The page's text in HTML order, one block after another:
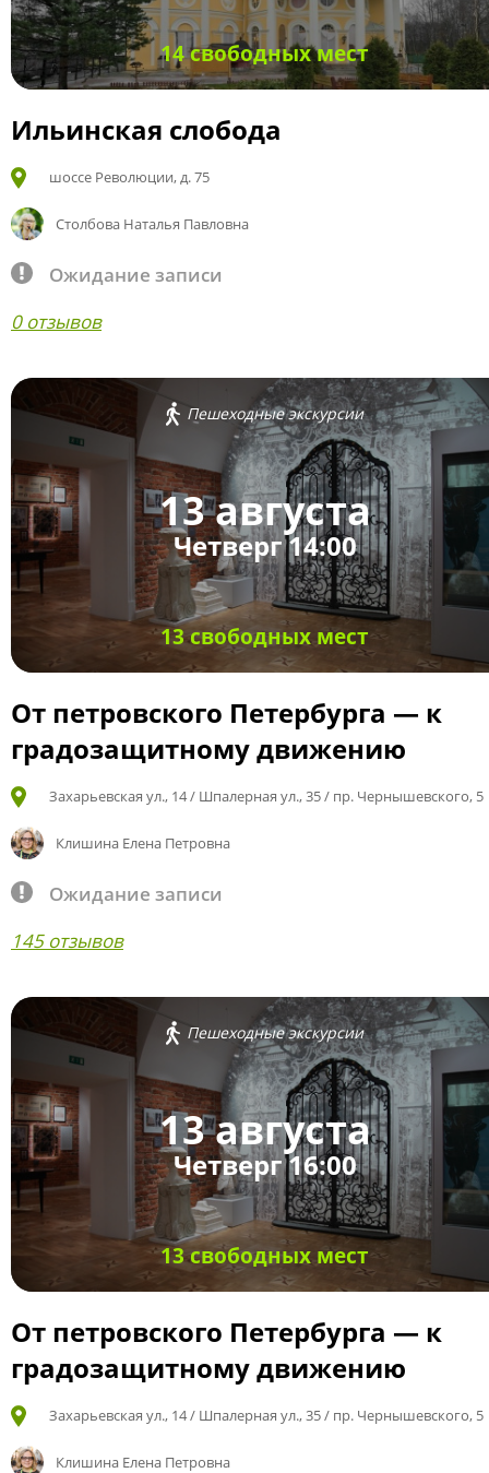
14 свободных мест
Ильинская слобода
шоссе Революции, д. 75
Столбова Наталья Павловна
Ожидание записи
0 отзывов
Пешеходные экскурсии
13 августа
Четверг 14:00
13 свободных мест
От петровского Петербурга — к
градозащитному движению
Захарьевская ул., 14 / Шпалерная ул., 35 / пр. Чернышевского, 5
Клишина Елена Петровна
Ожидание записи
145 отзывов
Пешеходные экскурсии
13 августа
Четверг 16:00
13 свободных мест
От петровского Петербурга — к
градозащитному движению
Захарьевская ул., 14 / Шпалерная ул., 35 / пр. Чернышевского, 5
Клишина Елена Петровна